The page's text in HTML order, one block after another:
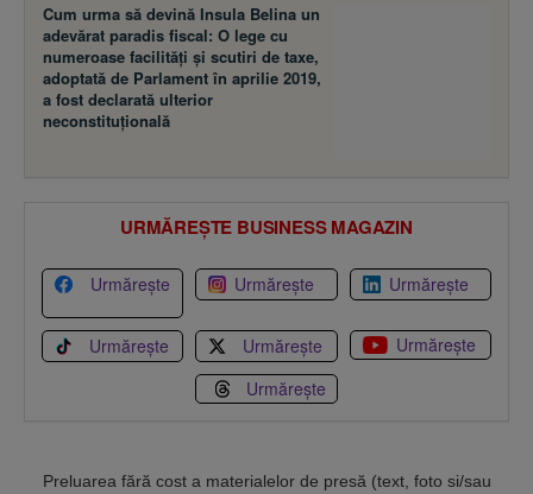
Cum urma să devină Insula Belina un
adevărat paradis fiscal: O lege cu
numeroase facilităţi şi scutiri de taxe,
adoptată de Parlament în aprilie 2019,
a fost declarată ulterior
neconstituţională
URMĂREȘTE BUSINESS MAGAZIN
Urmărește Urmărește Urmărește
Urmărește Urmărește
Urmărește
Urmărește
Preluarea fără cost a materialelor de presă (text, foto si/sau